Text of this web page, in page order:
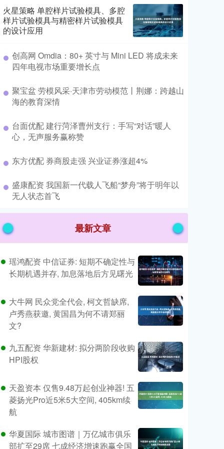
火星策略 单腔样片试验模具、多腔
样片试验模具与精密样片试验模具
的设计应用
​创高网 Omdia：80+ 英寸与 Mini LED 将成未来
四年电视市场重要增长点
​聚宝盆 劳模风采·天津市劳动模范丨荆娜：跨越山
海的教育深情
​台面优配 建行菏泽曹州支行：手写“对话”暖人
心，无声服务赢称赞
​东方优配 券商股走强 兴业证券涨超4%
​盛康配资 我国新一代载人飞船“梦舟”将于明年以
无人状态首飞
最新文章
瑶鸿配资 中信证券: 短期不确定性与
长期机遇并存, 加息落地后方见曙光
大牛网 民众党全代会, 柯文哲缺席,
卢秀燕获邀, 黄国昌为何不请郑丽
文?
九五配资 华新建材: 拟分两阶段收购
HPI股权
天盈资本 仅售9.48万起创业神器! 五
菱扬光Pro近5米5大空间, 405km续
航
华夏国际 城市图谱｜万亿城市俱乐
部扩至29席 七成经济增速跑赢全国